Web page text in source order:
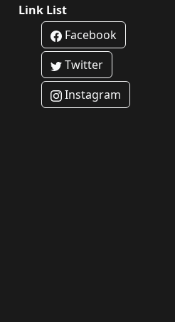
Link List
Facebook
Twitter
Instagram